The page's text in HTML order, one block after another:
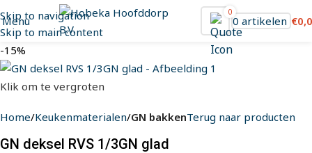
Skip to navigation
Skip to main content
Menu
0
0 artikelen €
-15%
Klik om te vergroten
Home Keukenmaterialen GN bakkenTerug naar producten
GN deksel RVS 1/3GN glad